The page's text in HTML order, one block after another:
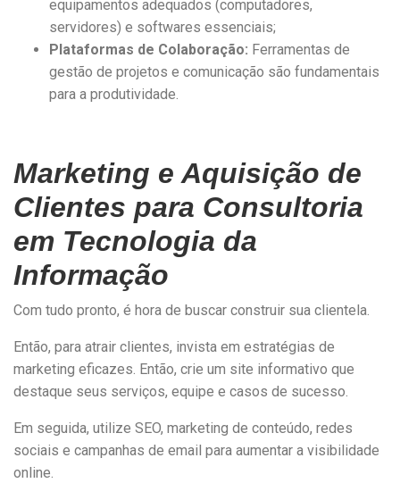
equipamentos adequados (computadores,
servidores) e softwares essenciais;
Plataformas de Colaboração: Ferramentas de
gestão de projetos e comunicação são fundamentais
para a produtividade.
Marketing e Aquisição de
Clientes para Consultoria
em Tecnologia da
Informação
Com tudo pronto, é hora de buscar construir sua clientela.
Então, para atrair clientes, invista em estratégias de
marketing eficazes. Então, crie um site informativo que
destaque seus serviços, equipe e casos de sucesso.
Em seguida, utilize SEO, marketing de conteúdo, redes
sociais e campanhas de email para aumentar a visibilidade
online.